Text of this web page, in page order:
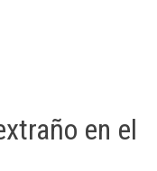
en el